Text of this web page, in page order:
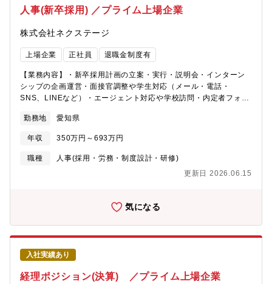
人事(新卒採用) ／プライム上場企業
株式会社ネクステージ
上場企業 正社員 退職金制度有
【業務内容】・新卒採用計画の立案・実行・説明会・インターン
シップの企画運営・面接官調整や学生対応（メール・電話・
SNS、LINEなど）・エージェント対応や学校訪問・内定者フォロ
勤務地
愛知県
年収 350万円～693万円
職種
人事(採用・労務・制度設計・研修)
更新日 2026.06.15
気になる
入社実績あり
経理ポジション(決算) ／プライム上場企業